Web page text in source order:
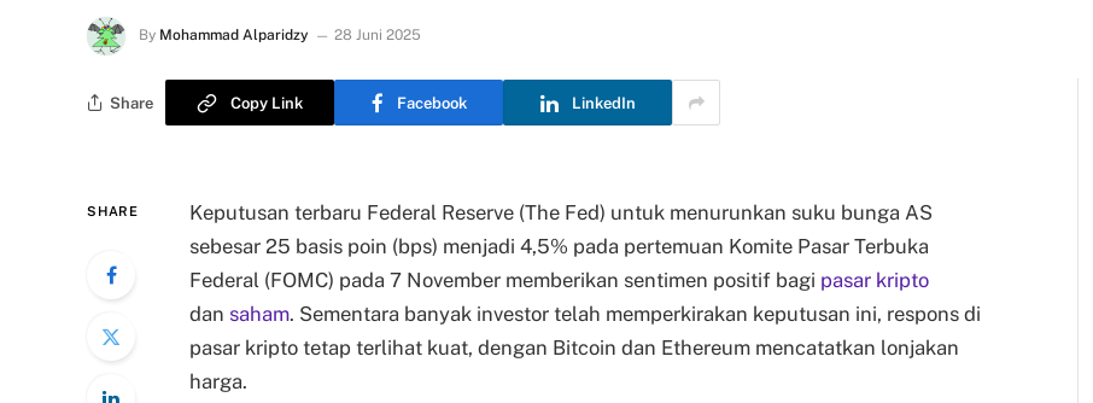
By Mohammad Alparidzy 28 Juni 2025
Share Copy Link Facebook LinkedIn
SHARE
Keputusan terbaru Federal Reserve (The Fed) untuk menurunkan suku bunga AS
sebesar 25 basis poin (bps) menjadi 4,5% pada pertemuan Komite Pasar Terbuka
Federal (FOMC) pada 7 November memberikan sentimen positif bagi pasar kripto
dan saham. Sementara banyak investor telah memperkirakan keputusan ini, respons di
pasar kripto tetap terlihat kuat, dengan Bitcoin dan Ethereum mencatatkan lonjakan
harga.